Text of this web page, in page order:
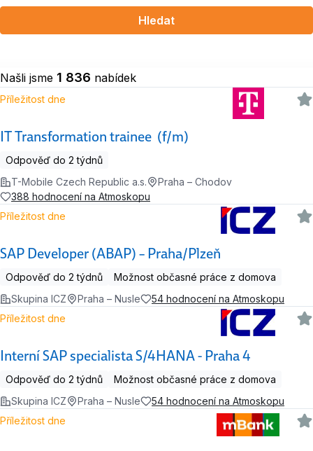
Hledat
Našli jsme 1 836 nabídek
IT Transformation trainee (f/m)
Příležitost dne
Odpověď do 2 týdnů
T-Mobile Czech Republic a.s.
Praha – Chodov
388 hodnocení na Atmoskopu
SAP Developer (ABAP) – Praha/Plzeň
Příležitost dne
Odpověď do 2 týdnů
Možnost občasné práce z domova
Skupina ICZ
Praha – Nusle 54 hodnocení na Atmoskopu
Interní SAP specialista S/4HANA - Praha 4
Příležitost dne
Odpověď do 2 týdnů
Možnost občasné práce z domova
Skupina ICZ
Praha – Nusle 54 hodnocení na Atmoskopu
Příležitost dne